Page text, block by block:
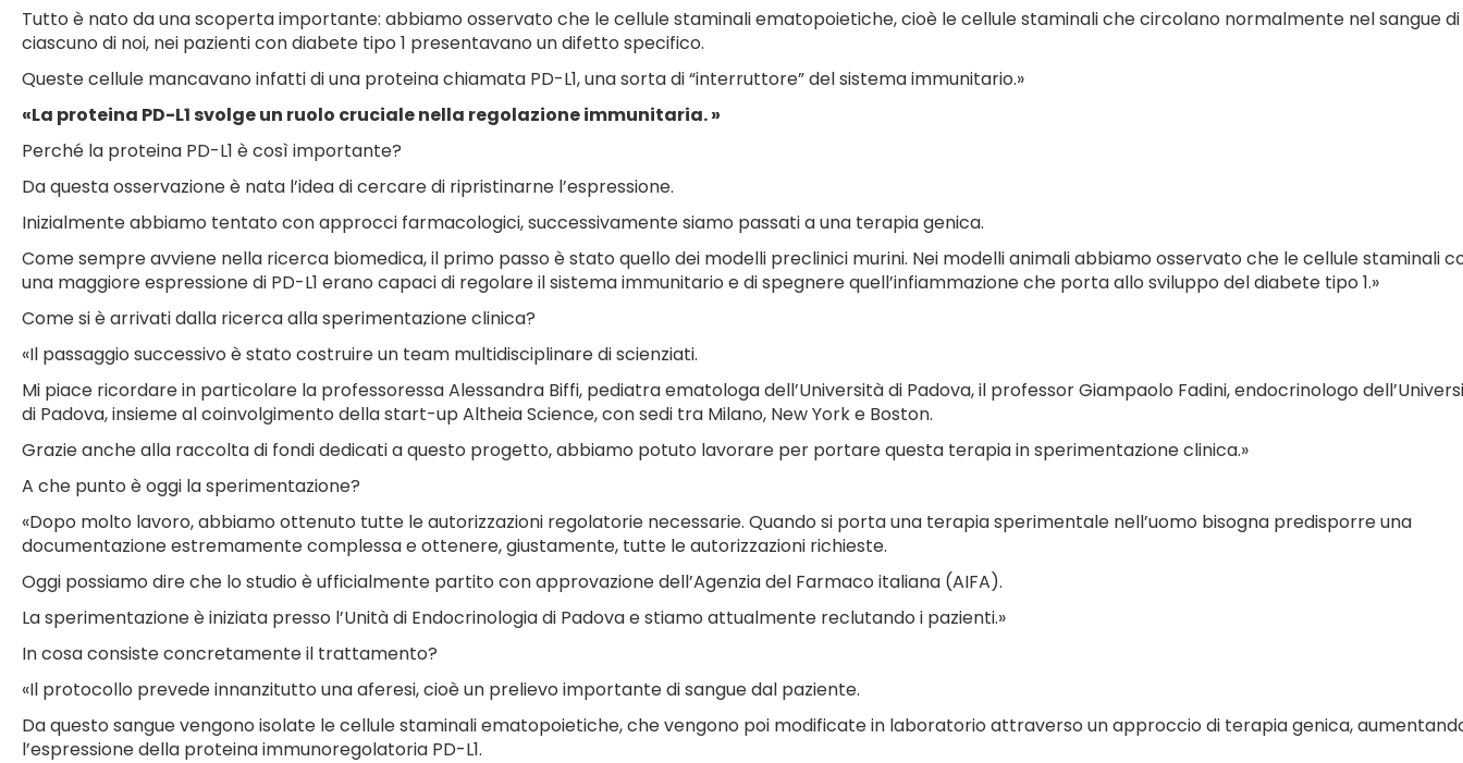
Tutto è nato da una scoperta importante: abbiamo osservato che le cellule staminali ematopoietiche, cioè le cellule staminali che circolano normalmente nel sangue di
ciascuno di noi, nei pazienti con diabete tipo 1 presentavano un difetto specifico.
Queste cellule mancavano infatti di una proteina chiamata PD-L1, una sorta di “interruttore” del sistema immunitario.»
«La proteina PD-L1 svolge un ruolo cruciale nella regolazione immunitaria. »
Perché la proteina PD-L1 è così importante?
Da questa osservazione è nata l’idea di cercare di ripristinarne l’espressione.
Inizialmente abbiamo tentato con approcci farmacologici, successivamente siamo passati a una terapia genica.
Come sempre avviene nella ricerca biomedica, il primo passo è stato quello dei modelli preclinici murini. Nei modelli animali abbiamo osservato che le cellule staminali
una maggiore espressione di PD-L1 erano capaci di regolare il sistema immunitario e di spegnere quell’infiammazione che porta allo sviluppo del diabete tipo 1.»
Come si è arrivati dalla ricerca alla sperimentazione clinica?
«Il passaggio successivo è stato costruire un team multidisciplinare di scienziati.
Mi piace ricordare in particolare la professoressa Alessandra Biffi, pediatra ematologa dell’Università di Padova, il professor Giampaolo Fadini, endocrinologo
di Padova, insieme al coinvolgimento della start-up Altheia Science, con sedi tra Milano, New York e Boston.
Grazie anche alla raccolta di fondi dedicati a questo progetto, abbiamo potuto lavorare per portare questa terapia in sperimentazione clinica.»
A che punto è oggi la sperimentazione?
«Dopo molto lavoro, abbiamo ottenuto tutte le autorizzazioni regolatorie necessarie. Quando si porta una terapia sperimentale nell’uomo bisogna predisporre una
documentazione estremamente complessa e ottenere, giustamente, tutte le autorizzazioni richieste.
Oggi possiamo dire che lo studio è ufficialmente partito con approvazione dell’Agenzia del Farmaco italiana (AIFA).
La sperimentazione è iniziata presso l’Unità di Endocrinologia di Padova e stiamo attualmente reclutando i pazienti.»
In cosa consiste concretamente il trattamento?
«Il protocollo prevede innanzitutto una aferesi, cioè un prelievo importante di sangue dal paziente.
Da questo sangue vengono isolate le cellule staminali ematopoietiche, che vengono poi modificate in laboratorio attraverso un approccio di terapia genica,
l’espressione della proteina immunoregolatoria PD-L1.